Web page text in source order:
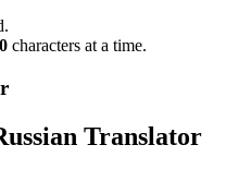
characters at a time.
Translator